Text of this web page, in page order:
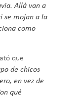
Allá van a
se mojan a la
como
que
de chicos
en vez de
qué